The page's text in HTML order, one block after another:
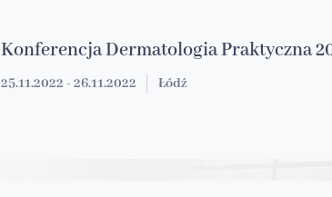
Konferencja Dermatologia Praktyczna
25.11.2022 - 26.11.2022 Łódź